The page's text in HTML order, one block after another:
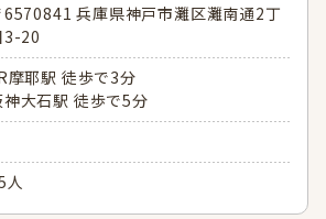
6570841 兵庫県神戸市灘区灘南通2丁
3-20
摩耶駅 徒歩で3分
神大石駅 徒歩で5分
人